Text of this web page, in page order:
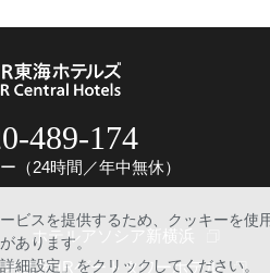
489-174
（24時間／年中無休）
ホテルアソシア新横浜
名古屋JRゲートタワーホテル
ビスを提供するため、クッキーを使
あります。
細設定」をクリックしてください。